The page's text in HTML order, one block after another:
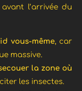
l’arrivée du
vous-même, car
massive.
la zone où
les insectes.